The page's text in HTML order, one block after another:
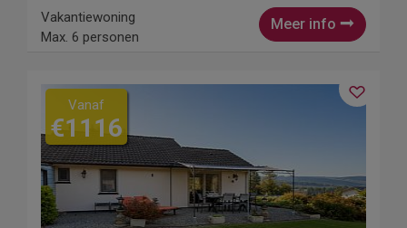
Meer info
Vakantiewoning
Max. 6 personen
Vanaf
€1116